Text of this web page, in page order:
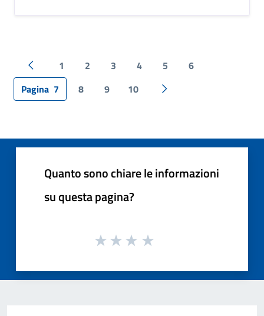
Pagina precedente
1 2 3 4 5
6
Pagina 7 8 9 10 Pagina successiva
Quanto sono chiare le informazioni
su questa pagina?